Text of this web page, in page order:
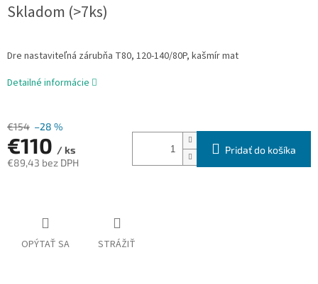
Skladom (>7ks)
Dre nastaviteľná zárubňa T80, 120-140/80P, kašmír mat
Detailné informácie
OPÝTAŤ SA STRÁŽIŤ
€154 –28 %
€110 / ks
€89,43 bez DPH
Pridať do košíka